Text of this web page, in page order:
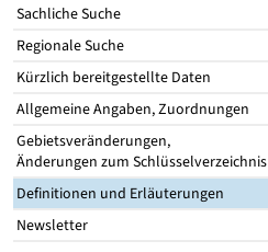
Sachliche Suche
Regionale Suche
Kürzlich bereitgestellte Daten
Allgemeine Angaben, Zuordnungen
Gebietsveränderungen,
Änderungen zum Schlüsselverzeichnis
Definitionen und Erläuterungen
Newsletter